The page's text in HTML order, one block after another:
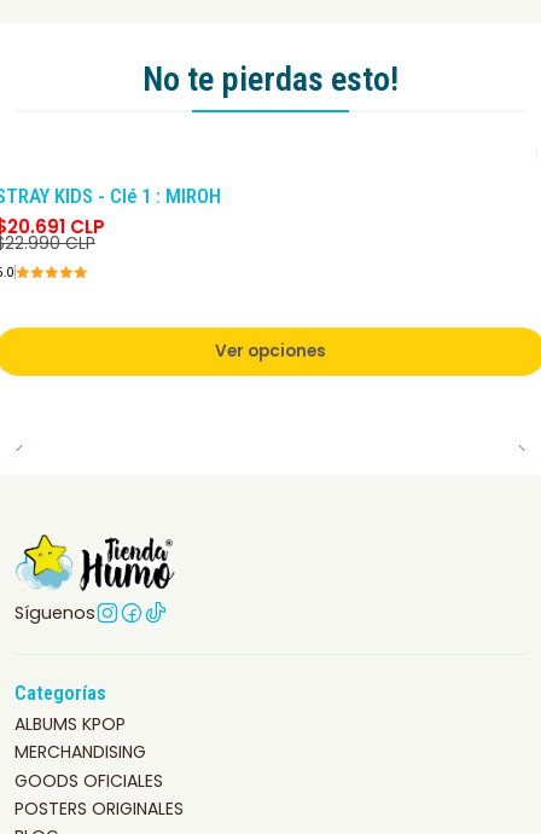
No te pierdas esto!
KIDS - Clé 1 : MIROH
CLP
CLP
Ver opciones
Síguenos
Categorías
ALBUMS KPOP
MERCHANDISING
GOODS OFICIALES
POSTERS ORIGINALES